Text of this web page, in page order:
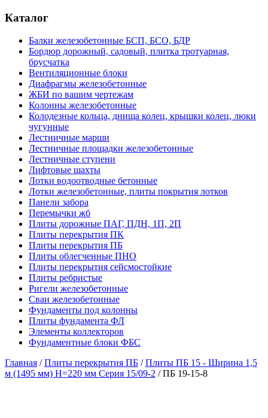
Каталог
Балки железобетонные БСП, БСО, БДР
Бордюр дорожный, садовый, плитка тротуарная,
брусчатка
Вентиляционные блоки
Диафрагмы железобетонные
ЖБИ по вашим чертежам
Колонны железобетонные
Колодезные кольца, днища колец, крышки колец, люки
чугунные
Лестничные марши
Лестничные площадки железобетонные
Лестничные ступени
Лифтовые шахты
Лотки водоотводные бетонные
Лотки железобетонные, плиты покрытия лотков
Панели забора
Перемычки жб
Плиты дорожные ПАГ, ПДН, 1П, 2П
Плиты перекрытия ПК
Плиты перекрытия ПБ
Плиты облегченные ПНО
Плиты перекрытия сейсмостойкие
Плиты ребристые
Ригели железобетонные
Сваи железобетонные
Фундаменты под колонны
Плиты фундамента ФЛ
Элементы коллекторов
Фундаментные блоки ФБС
Главная /Плиты перекрытия ПБ /Плиты ПБ 15 - Ширина 1,5
м (1495 мм) H=220 мм Серия 15/09-2 / ПБ 19-15-8